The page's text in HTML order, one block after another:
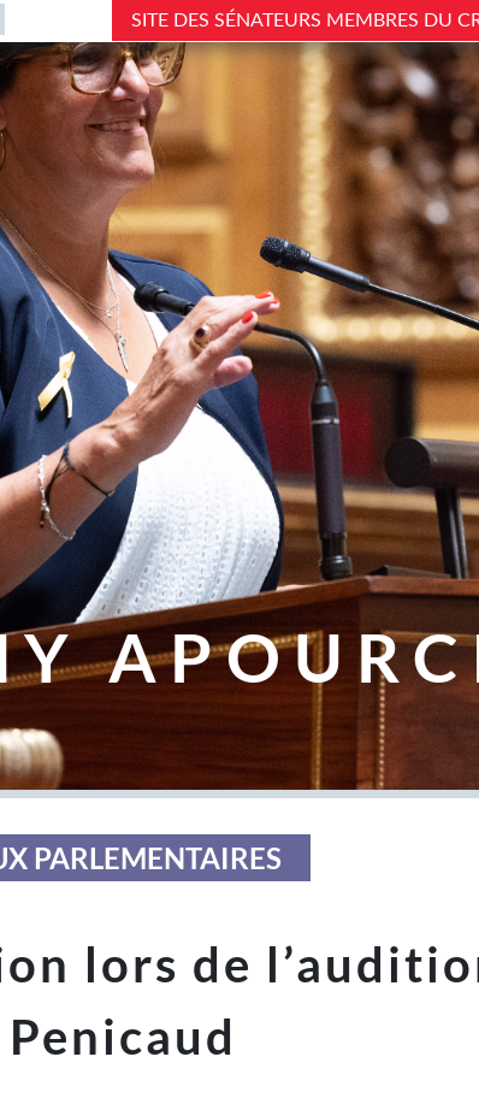
SITE DES SÉNATEURS MEMBRES DU
PARLEMENTAIRES
lors de